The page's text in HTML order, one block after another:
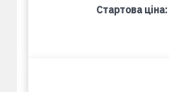
Стартова ціна: